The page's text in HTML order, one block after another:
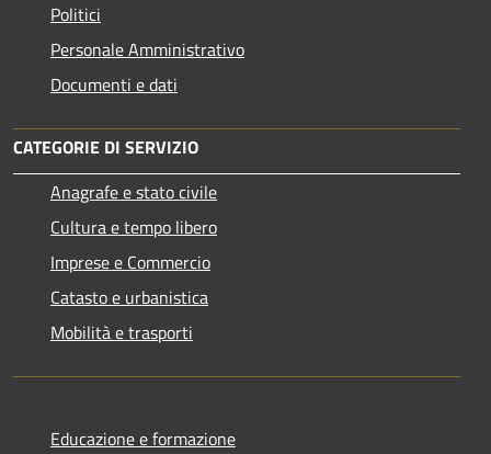
Politici
Personale Amministrativo
Documenti e dati
CATEGORIE DI SERVIZIO
Anagrafe e stato civile
Cultura e tempo libero
Imprese e Commercio
Catasto e urbanistica
Mobilità e trasporti
Educazione e formazione